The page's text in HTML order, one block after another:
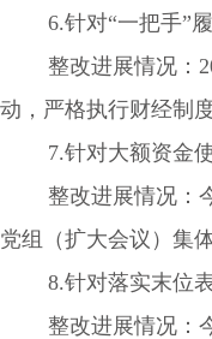
6.针对“一把手”履
整改进展情况：
动，严格执行财经制
7.针对大额资金使
整改进展情况：今
党组（扩大会议）集
8.针对落实末位表
整改进展情况：今